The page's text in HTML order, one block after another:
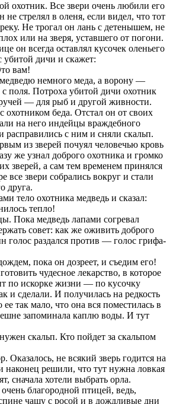
охотник. Все звери очень любили его
не стрелял в оленя, если видел, что тот
Не трогал он лань с детенышем, не
или на зверя, уставшего от погони.
он всегда оставлял кусочек оленьего
дичи и скажет:
вам!
немного меда, а ворону —
поля. Потроха убитой дичи охотник
— для рыб и другой живности.
охотником беда. Отстал он от своих
на него индейцы враждебного
расправились с ним и сняли скальп.
из зверей почуял человечью кровь
же узнал доброго охотника и громко
зверей, а сам тем временем принялся
все звери собрались вокруг и стали
друга.
тело охотника медведь и сказал:
тепло!
Пока медведь лапами согревал
совет: как же оживить доброго
голос раздался против — голос грифа-
пока он дозреет, и съедим его!
чудесное лекарство, в которое
по искорке жизни — по кусочку
и сделали. И получилась на редкость
так мало, что она вся поместилась в
запоминала каплю воды. И тут
скальп. Кто пойдет за скальпом
Оказалось, не всякий зверь годится на
наконец решили, что тут нужна ловкая
сначала хотели выбрать орла.
благородной птицей, ведь,
чашу с росой и в дождливые дни